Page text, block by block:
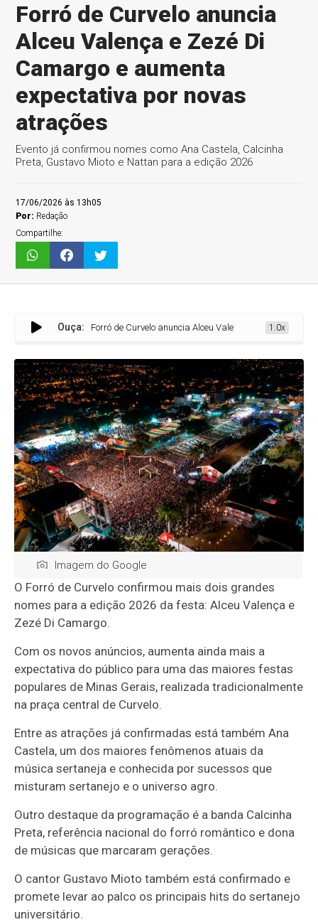
Forró de Curvelo anuncia
Alceu Valença e Zezé Di
Camargo e aumenta
expectativa por novas
atrações
Evento já confirmou nomes como Ana Castela, Calcinha
Preta, Gustavo Mioto e Nattan para a edição 2026
17/06/2026 às 13h05
Por: Redação
Compartilhe:
Ouça:
Forró de Curvelo anuncia Alceu Valença e Zezé Di Camargo e
1.0x
Imagem do Google
O Forró de Curvelo confirmou mais dois grandes
nomes para a edição 2026 da festa:Alceu Valença e
Zezé Di Camargo.
Com os novos anúncios, aumenta ainda mais a
expectativa do público para uma das maiores festas
populares de Minas Gerais, realizada tradicionalmente
na praça central de Curvelo.
Entre as atrações já confirmadas está tambémAna
Castela, um dos maiores fenômenos atuais da
música sertaneja e conhecida por sucessos que
misturam sertanejo e o universo agro.
Outro destaque da programação é a banda Calcinha
Preta, referência nacional do forró romântico e dona
de músicas que marcaram gerações.
O cantor Gustavo Mioto também está confirmado e
promete levar ao palco os principais hits do sertanejo
universitário.